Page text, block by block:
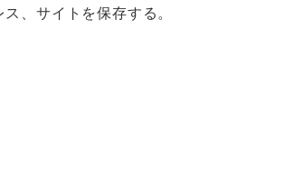
、サイトを保存する。